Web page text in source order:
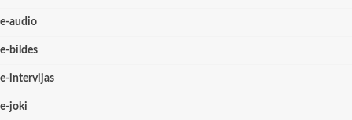
e-audio
e-bildes
e-intervijas
e-joki